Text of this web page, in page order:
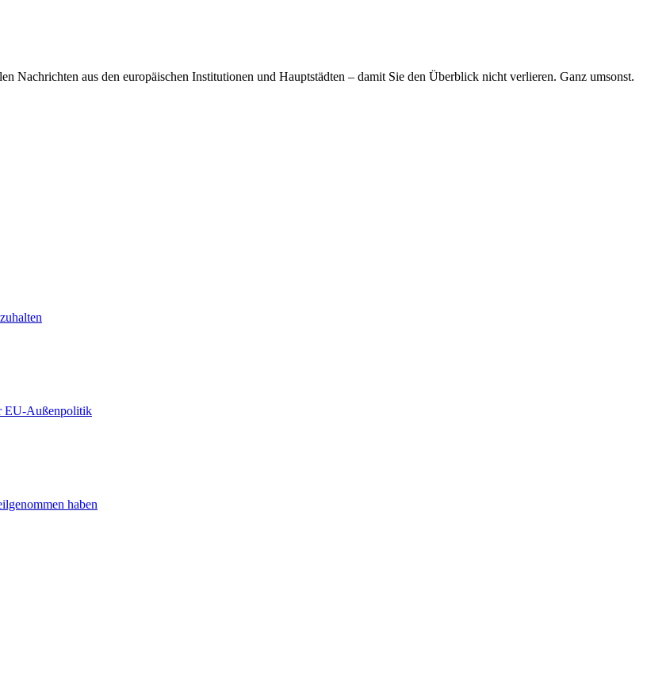
Nachrichten aus den europäischen Institutionen und Hauptstädten – damit Sie den Überblick nicht verlieren. Ganz umsonst.
EU-Außenpolitik
haben